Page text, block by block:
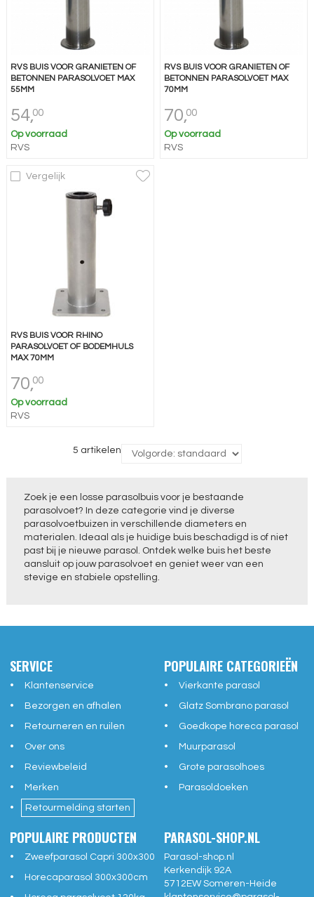
RVS BUIS VOOR GRANIETEN OF
BETONNEN PARASOLVOET MAX
55MM
54,00
Op voorraad
RVS
RVS BUIS VOOR GRANIETEN OF
BETONNEN PARASOLVOET MAX
70MM
70,00
Op voorraad
RVS
Vergelijk
RVS BUIS VOOR RHINO
PARASOLVOET OF BODEMHULS
MAX 70MM
70,00
Op voorraad
RVS
5 artikelen
Zoek je een losse parasolbuis voor je bestaande
parasolvoet? In deze categorie vind je diverse
parasolvoetbuizen in verschillende diameters en
materialen. Ideaal als je huidige buis beschadigd is of niet
past bij je nieuwe parasol. Ontdek welke buis het beste
aansluit op jouw parasolvoet en geniet weer van een
stevige en stabiele opstelling.
SERVICE
Klantenservice
Bezorgen en afhalen
Retourneren en ruilen
Over ons
Reviewbeleid
Merken
Retourmelding starten
POPULAIRE CATEGORIEËN
Vierkante parasol
Glatz Sombrano parasol
Goedkope horeca parasol
Muurparasol
Grote parasolhoes
Parasoldoeken
POPULAIRE PRODUCTEN
Zweefparasol Capri 300x300
Horecaparasol 300x300cm
PARASOL-SHOP.NL
Parasol-shop.nl
Kerkendijk 92A
5712EW Someren-Heide